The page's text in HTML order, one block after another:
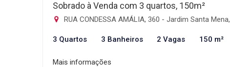
Sobrado à Venda com 3 quartos, 150m²
RUA CONDESSA AMÁLIA, 360 - Jardim Santa Mena, Guarulhos-SP
3 Quartos 3 Banheiros 2 Vagas 150 m²
Mais informações